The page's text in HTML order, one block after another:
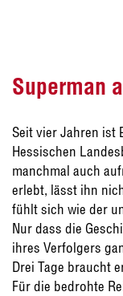
Superman
Seit vier Jahren ist
Hessischen
manchmal auch
erlebt, lässt ihn
fühlt sich wie der
Nur dass die
ihres Verfolgers
Drei Tage braucht
Für die bedrohte